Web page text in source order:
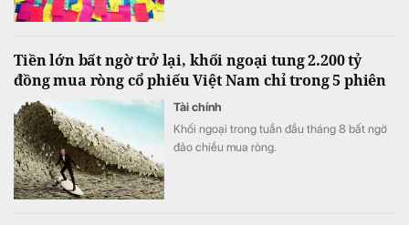
Tiền lớn bất ngờ trở lại, khối ngoại tung 2.200 tỷ
đồng mua ròng cổ phiếu Việt Nam chỉ trong 5 phiên
Tài chính
Khối ngoại trong tuần đầu tháng 8 bất ngờ
đảo chiều mua ròng.